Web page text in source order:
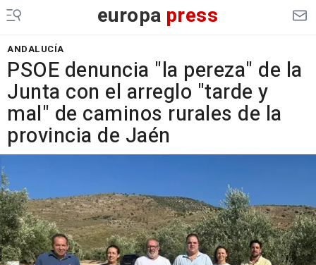
europa press
ANDALUCÍA
PSOE denuncia "la pereza" de la
Junta con el arreglo "tarde y
mal" de caminos rurales de la
provincia de Jaén